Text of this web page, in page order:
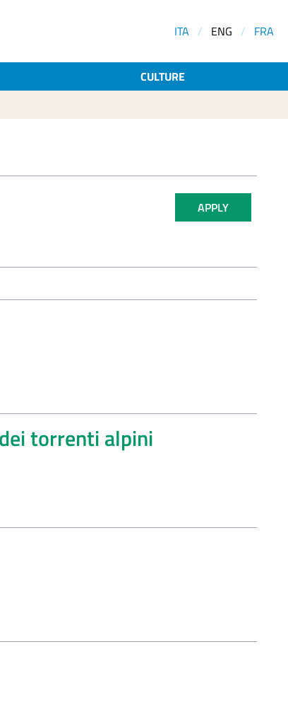
ITA / ENG / FRA
CULTURE
APPLY
torrenti alpini